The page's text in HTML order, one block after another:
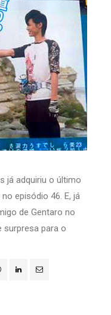
já adquiriu o último
episódio 46. E, já
de Gentaro no
surpresa para o